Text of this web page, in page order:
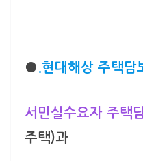
● .현대해상 주택담
서민실수요자 주택
주택)과